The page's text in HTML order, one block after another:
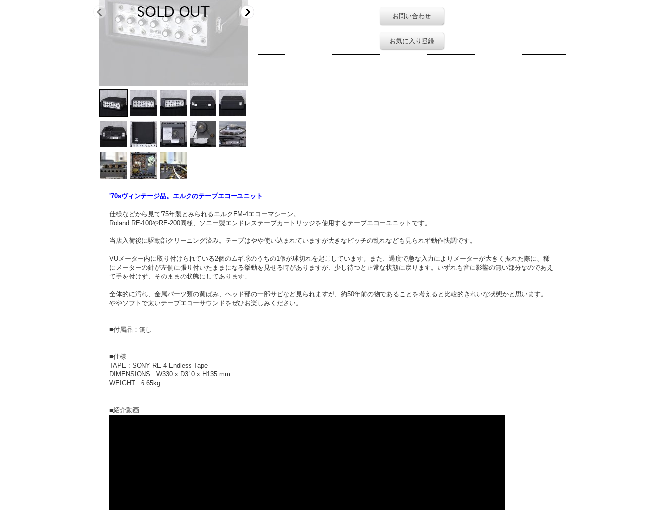
お問い合わせ
お気に入り登録
'70sヴィンテージ品。エルクのテープエコーユニット
仕様などから見て'75年製とみられるエルクEM-4エコーマシーン。
Roland RE-100やRE-200同様、ソニー製エンドレステープカートリッジを使用するテープエコーユニットです。
当店入荷後に駆動部クリーニング済み。テープはやや使い込まれていますが大きなピッチの乱れなども見られず動作快調です。
VUメーター内に取り付けられている2個のムギ球のうちの1個が球切れを起こしています。また、過度で急な入力によりメーターが大きく振れた際に、稀
にメーターの針が左側に張り付いたままになる挙動を見せる時がありますが、少し待つと正常な状態に戻ります。いずれも音に影響の無い部分なのであえ
て手を付けず、そのままの状態にしてあります。
全体的に汚れ、金属パーツ類の黄ばみ、ヘッド部の一部サビなど見られますが、約50年前の物であることを考えると比較的きれいな状態かと思います。
ややソフトで太いテープエコーサウンドをぜひお楽しみください。
■付属品：無し
■仕様
TAPE : SONY RE-4 Endless Tape
DIMENSIONS : W330 x D310 x H135 mm
WEIGHT : 6.65kg
■紹介動画